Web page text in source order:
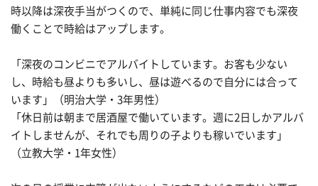
時以降は深夜手当がつくので、単純に同じ仕事内容でも深夜
働くことで時給はアップします。
「深夜のコンビニでアルバイトしています。お客も少ない
し、時給も昼よりも多いし、昼は遊べるので自分には合って
います」（明治大学・3年男性）
「休日前は朝まで居酒屋で働いています。週に2日しかアルバ
イトしませんが、それでも周りの子よりも稼いでいます」
（立教大学・1年女性）